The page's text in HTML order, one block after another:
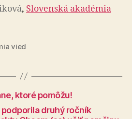
, Slovenská akadémia
vied
ktoré pomôžu!
podporila druhý ročník